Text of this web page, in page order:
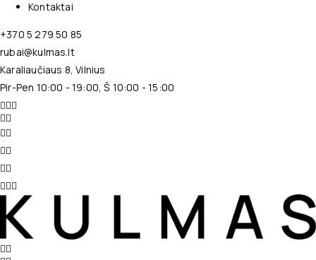
Kontaktai
+370 5 279 50 85
rubai@kulmas.lt
Karaliaučiaus 8, Vilnius
Pir-Pen 10:00 - 19:00, Š 10:00 - 15:00